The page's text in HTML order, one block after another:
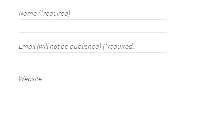
Name (*required)
Email (will not be published) (*required)
Website